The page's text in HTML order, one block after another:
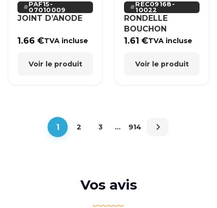
PAF15-
07010009
JOINT D’ANODE
1.66€TVA incluse
Voir le produit
REC09168-
10022
RONDELLE
BOUCHON
1.61€TVA incluse
Voir le produit
1 2 3 … 914
Vos avis